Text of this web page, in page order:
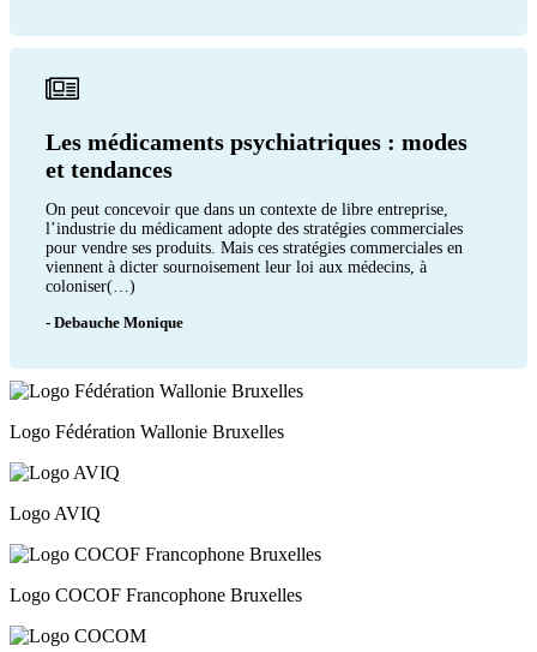
Les médicaments psychiatriques : modes
et tendances
On peut concevoir que dans un contexte de libre entreprise,
l’industrie du médicament adopte des stratégies commerciales
pour vendre ses produits. Mais ces stratégies commerciales en
viennent à dicter sournoisement leur loi aux médecins, à
coloniser(…)
- Debauche Monique
Logo Fédération Wallonie Bruxelles
Logo AVIQ
Logo COCOF Francophone Bruxelles